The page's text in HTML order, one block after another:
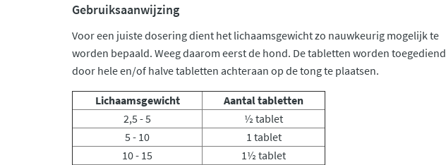
Gebruiksaanwijzing
Voor een juiste dosering dient het lichaamsgewicht zo nauwkeurig mogelijk te
worden bepaald. Weeg daarom eerst de hond. De tabletten worden toegediend
door hele en/of halve tabletten achteraan op de tong te plaatsen.
Lichaamsgewicht
Aantal tabletten
2,5 - 5
½ tablet
5 - 10
1 tablet
10 - 15
1½ tablet